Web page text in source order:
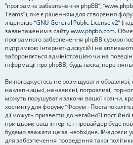
“програмне забезпечення phpBB”,
Teams”), яке є рішенням для створення
ліцензією “GNU General Public License v2”
завантаженим з сайтуwww.phpbb.com.
програмного забезпечення phpBB суворо
підтримкою інтернет-дискусій і не
забороняється адміністрацією чи на
інформації про phpBB, будь ласка,
Ви погоджуєтесь не розміщувати образливі,
наклепницькі, ненависні, погрозливі,
можуть порушувати закони вашої країни,
хостингу для форуму “Форум -
дії можуть призвести до негайної і
при цьому ваш інтернет-провайдер буде
будемо вважати це за необхідне. IP-адреси
для забезпечення проведення такої